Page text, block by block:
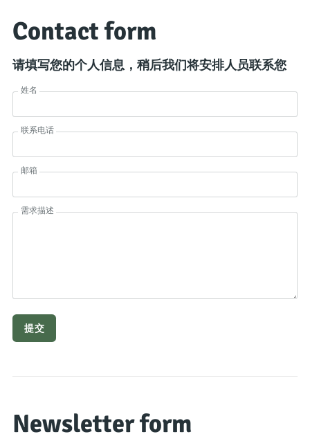
Contact form
请填写您的个人信息，稍后我们将安排人员联系您
姓名
联系电话
邮箱
需求描述
Newsletter form